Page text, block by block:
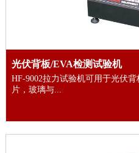
光伏背板/EVA检测试验机
HF-9002拉力试验机可用于光伏
片，玻璃与...